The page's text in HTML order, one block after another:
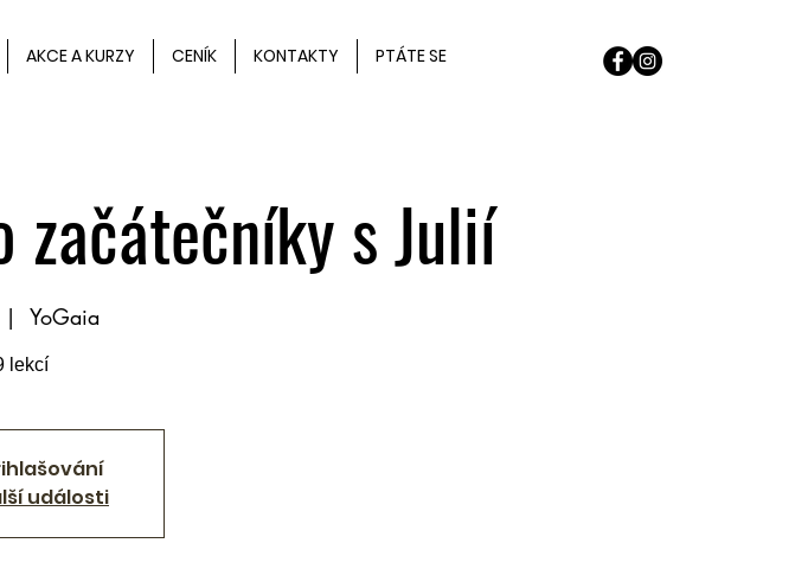
AKCE A KURZY CENÍK KONTAKTY PTÁTE SE
začátečníky s Julií
|
YoGaia
lekcí
události